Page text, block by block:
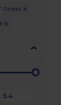
Shirts